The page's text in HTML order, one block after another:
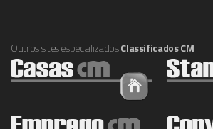
Outros sites especializadosClassificados CM